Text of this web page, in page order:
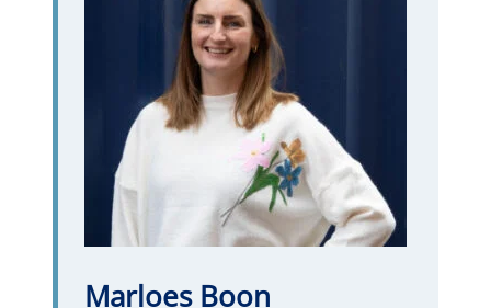
Marloes Boon